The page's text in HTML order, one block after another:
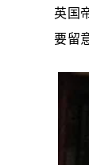
英国
要留